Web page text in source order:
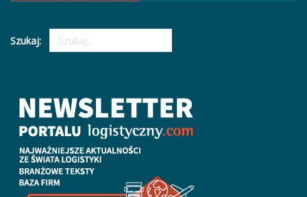
Szukaj: